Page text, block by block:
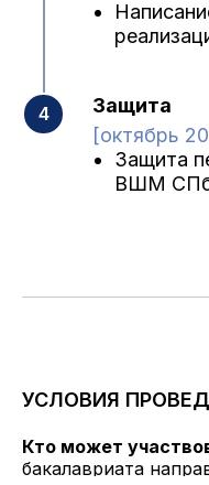
Защита
[октябрь
Защита
ВШМ
УСЛОВИЯ
Кто может
бакалавриата